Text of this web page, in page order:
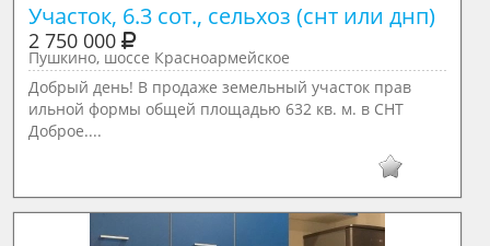
Участок, 6.3 сот., сельхоз (снт или днп)
2 750 000
Пушкино, шоссе Красноармейское
Добрый день! В продаже земельный участок прав
ильной формы общей площадью 632 кв. м. в СНТ
Доброе....